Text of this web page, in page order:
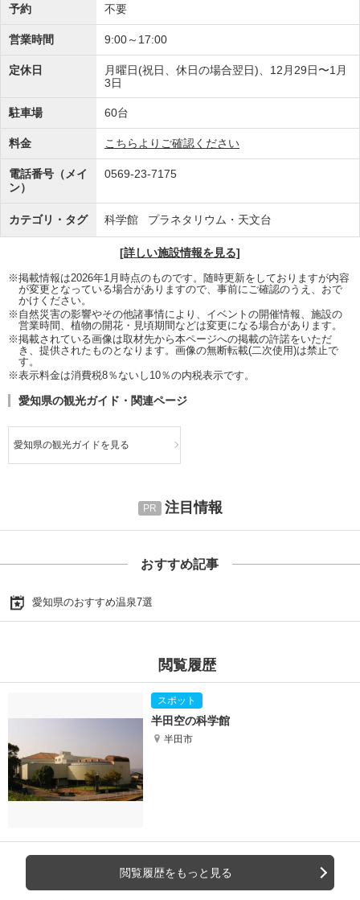
予約 不要
営業時間 9:00～17:00
定休日
月曜日(祝日、休日の場合翌日)、12月29日〜1月
3日
駐車場 60台
料金 こちらよりご確認ください
電話番号（メイ
ン）
0569-23-7175
カテゴリ・タグ 科学館 プラネタリウム・天文台
[詳しい施設情報を見る]
※掲載情報は2026年1月時点のものです。随時更新をしておりますが内容
が変更となっている場合がありますので、事前にご確認のうえ、おで
かけください。
※自然災害の影響やその他諸事情により、イベントの開催情報、施設の
営業時間、植物の開花・見頃期間などは変更になる場合があります。
※掲載されている画像は取材先から本ページへの掲載の許諾をいただ
き、提供されたものとなります。画像の無断転載(二次使用)は禁止で
す。
※表示料金は消費税8％ないし10％の内税表示です。
愛知県の観光ガイド・関連ページ
愛知県の観光ガイドを見る
注目情報
おすすめ記事
愛知県のおすすめ温泉7選
閲覧履歴
半田空の科学館
半田市
閲覧履歴をもっと見る